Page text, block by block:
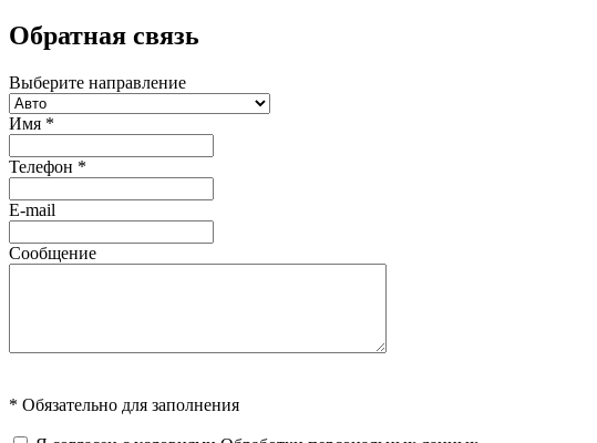
Обратная связь
Выберите направление
Имя *
Телефон *
E-mail
Сообщение
* Обязательно для заполнения